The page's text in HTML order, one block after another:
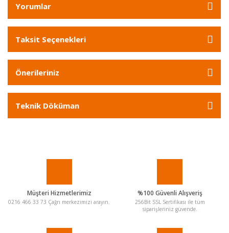
Yorumlar
Taksit Seçenekleri
Önerileriniz
Teknik Döküman
Müşteri Hizmetlerimiz
0216 466 33 73 Çağrı merkezimizi arayın.
%100 Güvenli Alışveriş
256Bit SSL Sertifikası ile tüm
siparişleriniz güvende.